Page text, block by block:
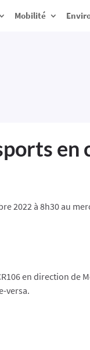
Mobilité
en
2022 à 8h30 au
en direction de
versa.